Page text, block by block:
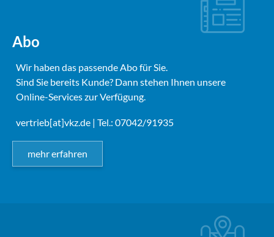
Abo
Wir haben das passende Abo für Sie.
Sind Sie bereits Kunde? Dann stehen Ihnen unsere
Online-Services zur Verfügung.
vertrieb[at]vkz.de | Tel.: 07042/91935
mehr erfahren